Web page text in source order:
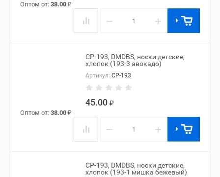
Оптом от: 38.00 ₽
− +
CP-193, DMDBS, носки детские,
хлопок (193-3 авокадо)
Артикул: CP-193
45.00 ₽
Оптом от: 38.00 ₽
− +
CP-193, DMDBS, носки детские,
хлопок (193-1 мишка бежевый)